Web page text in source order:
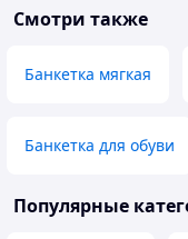
Смотри также
Банкетка мягкая
Банкетка для обуви
Популярные